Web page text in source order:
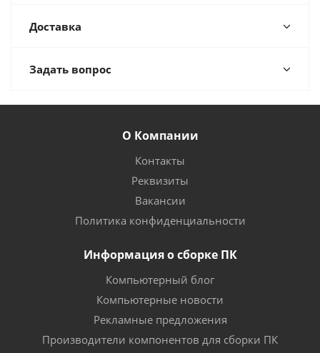
Доставка
Задать вопрос
О Компании
Контакты
Реквизиты
Вакансии
Политика конфиденциальности
Информация о сборке ПК
Компьютерный блог
Компьютерные новости
Рекламные предложения
Производители компонентов для сборки ПК